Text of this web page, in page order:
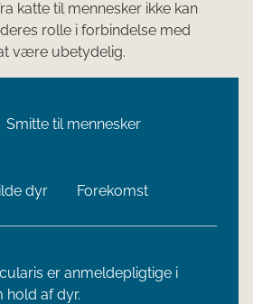
katte til mennesker ikke kan
rolle i forbindelse med
være ubetydelig.
Smitte til mennesker
dyr Forekomst
er anmeldepligtige i
hold af dyr.